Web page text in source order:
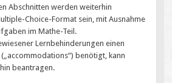
Abschnitten werden weiterhin
Choice-Format sein, mit Ausnahme
im Mathe-Teil.
Lernbehinderungen einen
benötigt, kann
beantragen.